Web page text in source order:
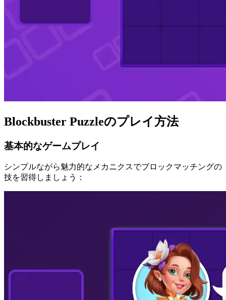
Blockbuster Puzzleのプレイ方法
基本的なゲームプレイ
シンプルながら魅力的なメカニクスでブロックマッチングの
技を習得しましょう：